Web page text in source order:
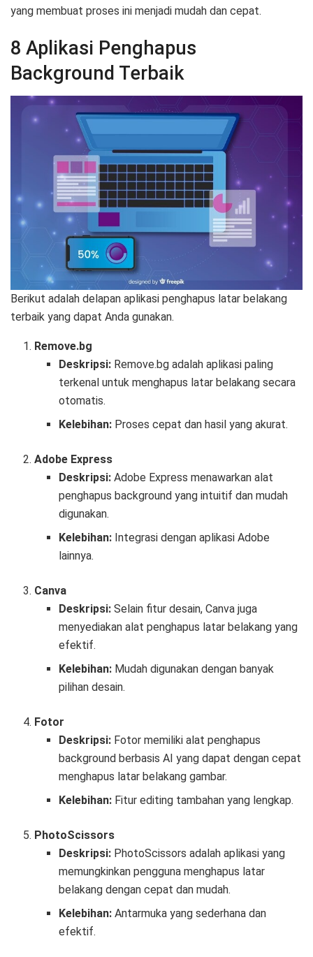
yang membuat proses ini menjadi mudah dan cepat.
8 Aplikasi Penghapus
Background Terbaik
Berikut adalah delapan aplikasi penghapus latar belakang
terbaik yang dapat Anda gunakan.
Remove.bg
Deskripsi:Remove.bg adalah aplikasi paling
terkenal untuk menghapus latar belakang secara
otomatis.
Kelebihan:Proses cepat dan hasil yang akurat.
Adobe Express
Deskripsi:Adobe Express menawarkan alat
penghapus background yang intuitif dan mudah
digunakan.
Kelebihan:Integrasi dengan aplikasi Adobe
lainnya.
Canva
Deskripsi:Selain fitur desain, Canva juga
menyediakan alat penghapus latar belakang yang
efektif.
Kelebihan:Mudah digunakan dengan banyak
pilihan desain.
Fotor
Deskripsi:Fotor memiliki alat penghapus
background berbasis AI yang dapat dengan cepat
menghapus latar belakang gambar.
Kelebihan:Fitur editing tambahan yang lengkap.
PhotoScissors
Deskripsi:PhotoScissors adalah aplikasi yang
memungkinkan pengguna menghapus latar
belakang dengan cepat dan mudah.
Kelebihan:Antarmuka yang sederhana dan
efektif.